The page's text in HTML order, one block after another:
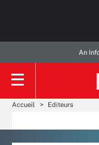
An
Accueil Editeurs